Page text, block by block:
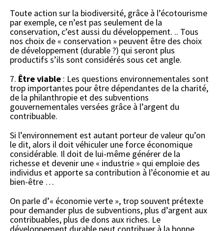
Toute action sur la biodiversité, grâce à l’écotourisme
par exemple, ce n’est pas seulement de la
conservation, c’est aussi du développement. .. Tous
nos choix de « conservation » peuvent être des choix
de développement (durable ?) qui seront plus
productifs s’ils sont considérés sous cet angle.
7. Être viable : Les questions environnementales sont
trop importantes pour être dépendantes de la charité,
de la philanthropie et des subventions
gouvernementales versées grâce à l’argent du
contribuable.
Si l’environnement est autant porteur de valeur qu’on
le dit, alors il doit véhiculer une force économique
considérable. Il doit de lui-même générer de la
richesse et devenir une « industrie » qui emploie des
individus et apporte sa contribution à l’économie et au
bien-être …
On parle d’« économie verte », trop souvent prétexte
pour demander plus de subventions, plus d’argent aux
contribuables, plus de dons aux riches. Le
développement durable peut contribuer à la bonne